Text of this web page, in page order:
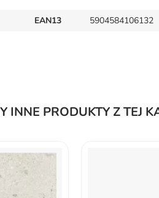
EAN13 5904584106132
INNE PRODUKTY Z TEJ